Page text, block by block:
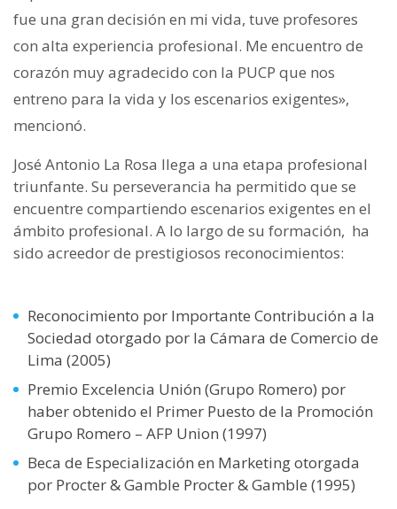
fue una gran decisión en mi vida, tuve profesores
con alta experiencia profesional. Me encuentro de
corazón muy agradecido con la PUCP que nos
entreno para la vida y los escenarios exigentes»,
mencionó.
José Antonio La Rosa llega a una etapa profesional
triunfante. Su perseverancia ha permitido que se
encuentre compartiendo escenarios exigentes en el
ámbito profesional. A lo largo de su formación, ha
sido acreedor de prestigiosos reconocimientos:
Reconocimiento por Importante Contribución a la
Sociedad otorgado por la Cámara de Comercio de
Lima (2005)
Premio Excelencia Unión (Grupo Romero) por
haber obtenido el Primer Puesto de la Promoción
Grupo Romero – AFP Union (1997)
Beca de Especialización en Marketing otorgada
por Procter & Gamble Procter & Gamble (1995)